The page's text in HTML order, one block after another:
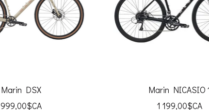
Marin DSX
999,00$CA
Marin NICASIO
1 199,00$CA